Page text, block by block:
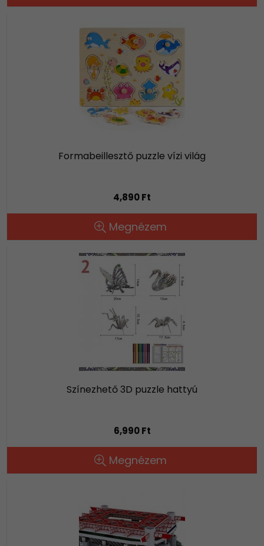
Formabeillesztő puzzle vízi világ
4,890 Ft
Megnézem
Színezhető 3D puzzle hattyú
6,990 Ft
Megnézem